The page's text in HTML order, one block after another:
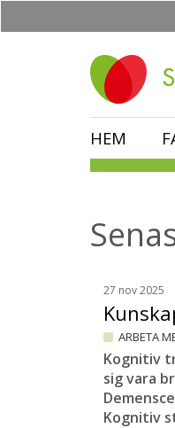
HEM
27 nov 2025
ARBETA
Kognitiv
sig vara
Kognitiv